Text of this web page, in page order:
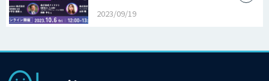
2023/09/19